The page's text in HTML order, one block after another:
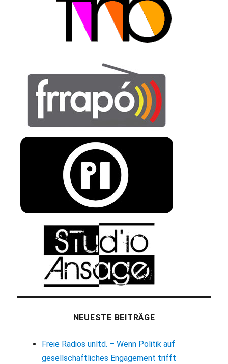
NEUESTE BEITRÄGE
Freie Radios unltd. – Wenn Politik auf
gesellschaftliches Engagement trifft